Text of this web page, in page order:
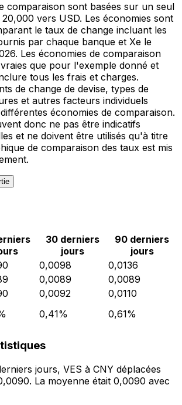
comparaison sont basées sur un seul
vers USD. Les économies sont
le taux de change incluant les
par chaque banque et Xe le
Les économies de comparaison
que pour l'exemple donné et
tous les frais et charges.
de change de devise, types de
et autres facteurs individuels
économies de comparaison.
donc ne pas être indicatifs
et ne doivent être utilisés qu'à titre
de comparaison des taux est mis
30 derniers
jours
90 derniers
jours
0,0098
0,0136
0,0089
0,0089
0,0092
0,0110
0,41% 0,61%
jours, VES à CNY déplacées
La moyenne était 0,0090 avec